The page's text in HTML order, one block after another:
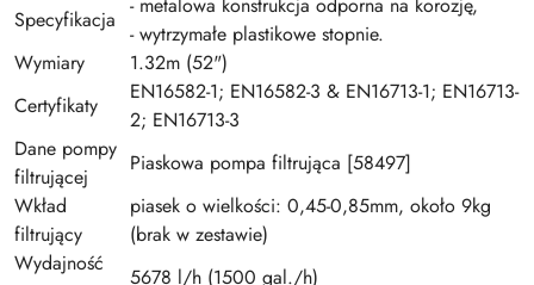
Specyfikacja
- metalowa konstrukcja odporna na korozję,
- wytrzymałe plastikowe stopnie.
Wymiary
1.32m (52")
Certyfikaty
EN16582-1; EN16582-3 & EN16713-1; EN16713-
2; EN16713-3
Dane pompy
filtrującej
Piaskowa pompa filtrująca [58497]
Wkład
filtrujący
piasek o wielkości: 0,45-0,85mm, około 9kg
(brak w zestawie)
Wydajność
5678 l/h (1500 gal./h)